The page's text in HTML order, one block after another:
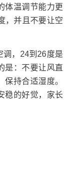
体温调节能力更
，并且不要让空
，24到26度是
是：不要让风直
持合适湿度。
稳的好觉，家长